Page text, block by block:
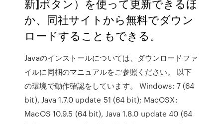
新]ボタン）を使って更新できるほ
か、同社サイトから無料でダウン
ロードすることもできる。
Javaのインストールについては、ダウンロードファ
イルに同梱のマニュアルをご参照ください。 以下
の環境で動作確認をしています。 Windows: 7 (64
bit), Java 1.7.0 update 51 (64 bit); MacOSX:
MacOS 10.9.5 (64 bit), Java 1.8.0 update 40 (64